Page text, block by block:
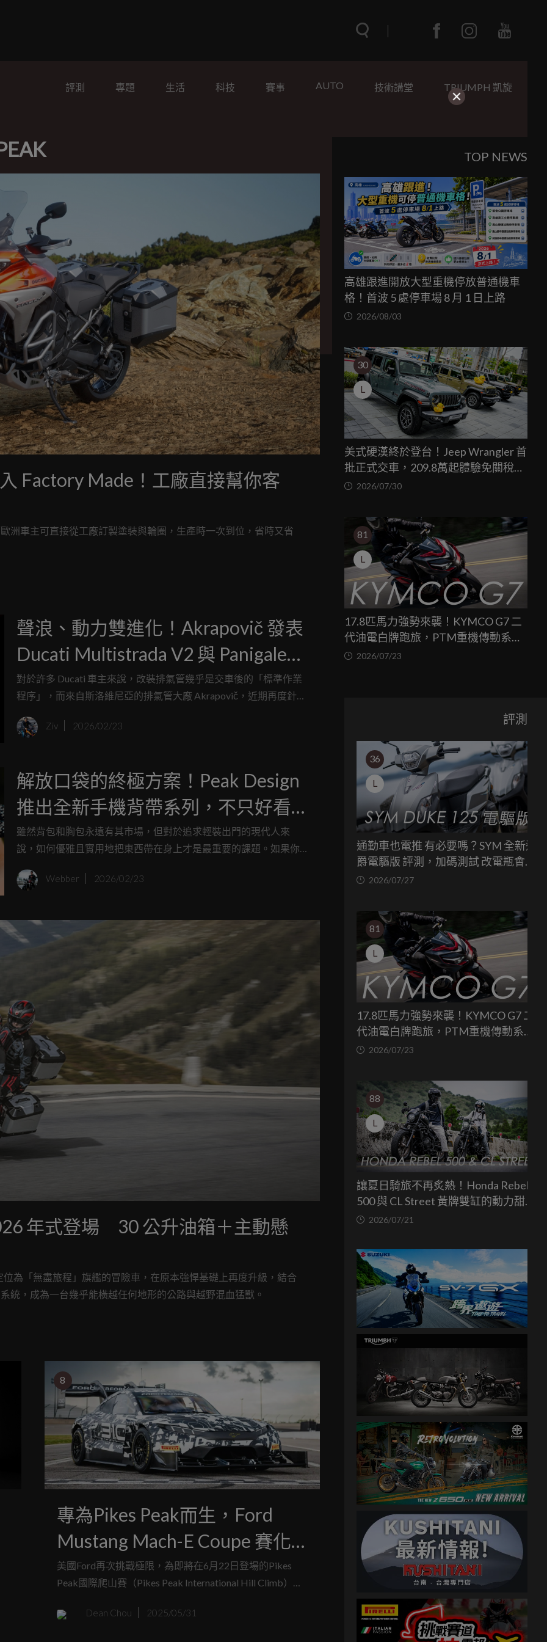
評測 專題 生活 科技 賽事 AUTO 技術講堂 TRIUMPH 凱旋
Factory Made！工廠直接幫你客
洲車主可直接從工廠訂製塗裝與輪圈，生產時一次到位，省時又省
聲浪、動力雙進化！Akrapovič 發表
Ducati Multistrada V2 與 Panigale
V2 專屬鈦合金尾段
對於許多 Ducati 車主來說，改裝排氣管幾乎是交車後的「標準作業
程序」，而來自斯洛維尼亞的排氣管大廠 Akrapovič，近期再度針對
包含多功能冒險車款 Multistrada V2 以及熱血的仿賽 Panigale V2 與
Ziv 2026/02/23
解放口袋的終極方案！Peak Design
推出全新手機背帶系列，不只好看
更硬派實用
雖然背包和胸包永遠有其市場，但對於追求輕裝出門的現代人來
說，如何優雅且實用地把東西帶在身上才是最重要的課題。如果你
推出的解決方案，絕對會讓你眼睛一亮。
Webber 2026/02/23
年式登場 30 公升油箱＋主動懸
為「無盡旅程」旗艦的冒險車，在原本強悍基礎上再度升級，結合
統，成為一台幾乎能橫越任何地形的公路與越野混血猛獸。
8
專為Pikes Peak而生，Ford
Mustang Mach-E Coupe 賽化
完成
美國Ford再次挑戰極限，為即將在6月22日登場的Pikes
Peak國際爬山賽（Pikes Peak International Hill Climb）打
E」。這輛車雖然掛著Mustang Mach-E之名，卻與市售版
Dean Chou 2025/05/31
TOP NEWS
高雄跟進開放大型重機停放普通機車
格！首波 5 處停車場 8 月 1 日上路
2026/08/03
30
L
美式硬漢終於登台！Jeep Wrangler 首
批正式交車，209.8萬起體驗免關稅越
野魅力
2026/07/30
81
L
17.8匹馬力強勢來襲！KYMCO G7 二
代油電白牌跑旅，PTM重機傳動系統
與8公斤減重的操控饗宴
2026/07/23
評測
36
L
通勤車也電推 有必要嗎？SYM 全新迪
爵電驅版 評測，加碼測試 改電瓶會更
省油嗎？
2026/07/27
81
L
17.8匹馬力強勢來襲！KYMCO G7 二
代油電白牌跑旅，PTM重機傳動系統
與8公斤減重的操控饗宴
2026/07/23
88
L
讓夏日騎旅不再炙熱！Honda Rebel
500 與 CL Street 黃牌雙缸的動力甜蜜
點 2026/07/21